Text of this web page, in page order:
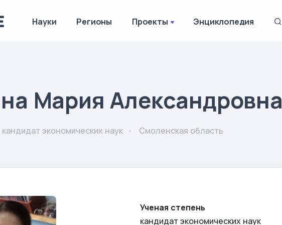
Науки Регионы Проекты Энциклопедия
Мария Александровна
кандидат экономических наук Смоленская область
Ученая степень
кандидат экономических наук